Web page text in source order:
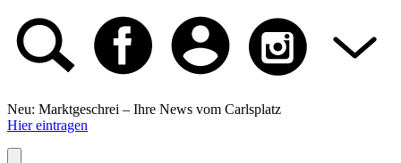
Neu: Marktgeschrei – Ihre News vom Carlsplatz
Hier eintragen